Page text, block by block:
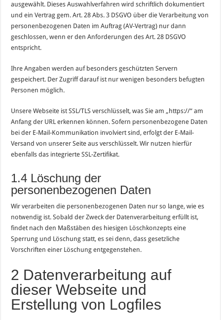
ausgewählt. Dieses Auswahlverfahren wird schriftlich dokumentiert
und ein Vertrag gem. Art. 28 Abs. 3 DSGVO über die Verarbeitung von
personenbezogenen Daten im Auftrag (AV-Vertrag) nur dann
geschlossen, wenn er den Anforderungen des Art. 28 DSGVO
entspricht.
Ihre Angaben werden auf besonders geschützten Servern
gespeichert. Der Zugriff darauf ist nur wenigen besonders befugten
Personen möglich.
Unsere Webseite ist SSL/TLS verschlüsselt, was Sie am „https://“ am
Anfang der URL erkennen können. Sofern personenbezogene Daten
bei der E-Mail-Kommunikation involviert sind, erfolgt der E-Mail-
Versand von unserer Seite aus verschlüsselt. Wir nutzen hierfür
ebenfalls das integrierte SSL-Zertifikat.
1.4 Löschung der
personenbezogenen Daten
Wir verarbeiten die personenbezogenen Daten nur so lange, wie es
notwendig ist. Sobald der Zweck der Datenverarbeitung erfüllt ist,
findet nach den Maßstäben des hiesigen Löschkonzepts eine
Sperrung und Löschung statt, es sei denn, dass gesetzliche
Vorschriften einer Löschung entgegenstehen.
2 Datenverarbeitung auf
dieser Webseite und
Erstellung von Logfiles